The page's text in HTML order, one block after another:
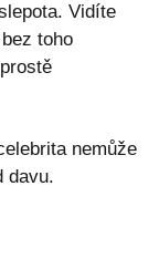
Vidíte
toho
nemůže
davu.